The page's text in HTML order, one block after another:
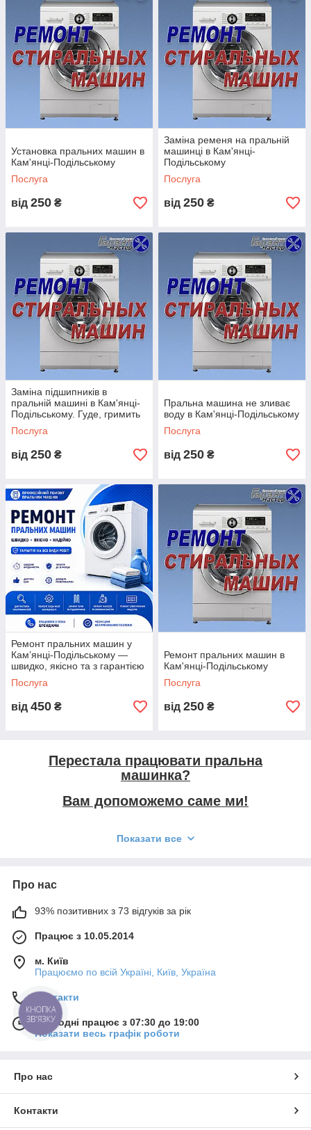
Установка пральних машин в
Кам'янці-Подільському
Послуга
від 250 ₴
Заміна ременя на пральній
машинці в Кам'янці-
Подільському
Послуга
від 250 ₴
Заміна підшипників в
пральній машині в Кам'янці-
Подільському. Гуде, гримить
пральна машина
Послуга
від 250 ₴
Пральна машина не зливає
воду в Кам'янці-Подільському
Послуга
від 250 ₴
Ремонт пральних машин у
Кам’янці-Подільському —
швидко, якісно та з гарантією
Послуга
від 450 ₴
Ремонт пральних машин в
Кам'янці-Подільському
Послуга
від 250 ₴
Перестала працювати пральна
машинка?
Вам допоможемо саме ми!
виконану роботу за найнижчими
цінами!
Переваги нашої компанії:
Показати все
Про нас
93% позитивних з 73 відгуків за рік
Працює з 10.05.2014
м. Київ
Працюємо по всій Україні, Київ, Україна
Контакти
Сьогодні працює з 07:30 до 19:00
Показати весь графік роботи
Про нас
Контакти
КНОПКА
ЗВ'ЯЗКУ